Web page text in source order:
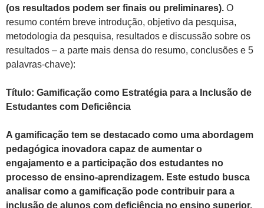
(os resultados podem ser finais ou preliminares). O
resumo contém breve introdução, objetivo da pesquisa,
metodologia da pesquisa, resultados e discussão sobre os
resultados – a parte mais densa do resumo, conclusões e 5
palavras-chave):
Título: Gamificação como Estratégia para a Inclusão de
Estudantes com Deficiência
A gamificação tem se destacado como uma abordagem
pedagógica inovadora capaz de aumentar o
engajamento e a participação dos estudantes no
processo de ensino-aprendizagem. Este estudo busca
analisar como a gamificação pode contribuir para a
inclusão de alunos com deficiência no ensino superior,